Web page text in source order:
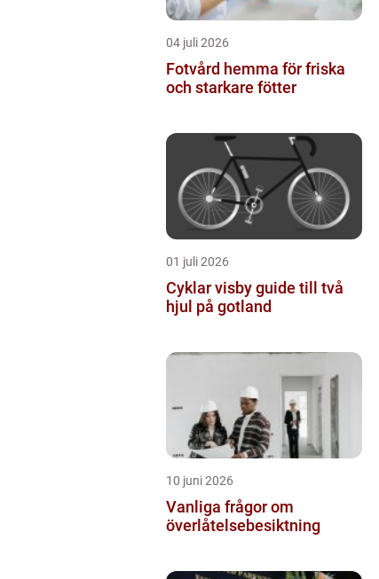
04 juli 2026
Fotvård hemma för friska
och starkare fötter
01 juli 2026
Cyklar visby guide till två
hjul på gotland
10 juni 2026
Vanliga frågor om
överlåtelsebesiktning